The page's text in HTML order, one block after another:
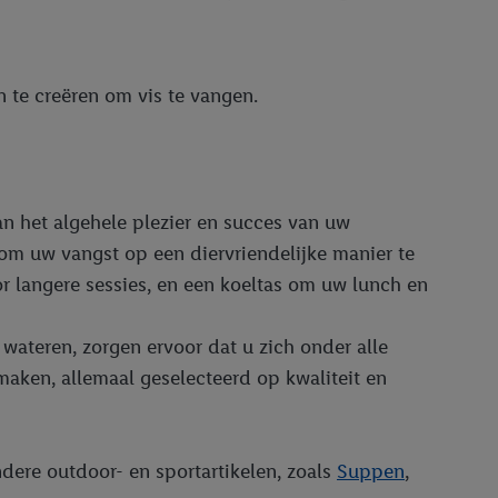
creëren om vis te vangen.
het algehele plezier en succes van uw
uw vangst op een diervriendelijke manier te
sessies, en een koeltas om uw lunch en
zorgen ervoor dat u zich onder alle
allemaal geselecteerd op kwaliteit en
outdoor- en sportartikelen, zoals Suppen,